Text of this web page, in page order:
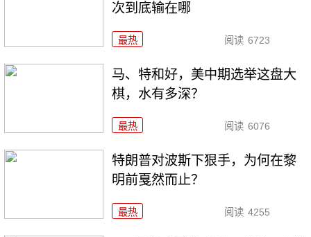
次到底输在哪
最热 阅读 6723
马、特和好，美中期选举这盘大
棋，水有多深？
最热 阅读 6076
特朗普对波斯下狠手，为何在黎
明前戛然而止？
最热 阅读 4255